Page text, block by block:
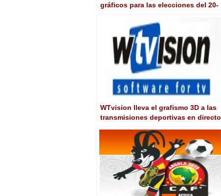
gráficos para las elecciones del 20-
WTvision lleva el grafismo 3D a las
transmisiones deportivas en directo